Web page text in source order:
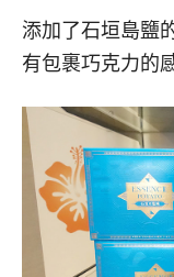
添加了石垣島鹽
有包裹巧克力的